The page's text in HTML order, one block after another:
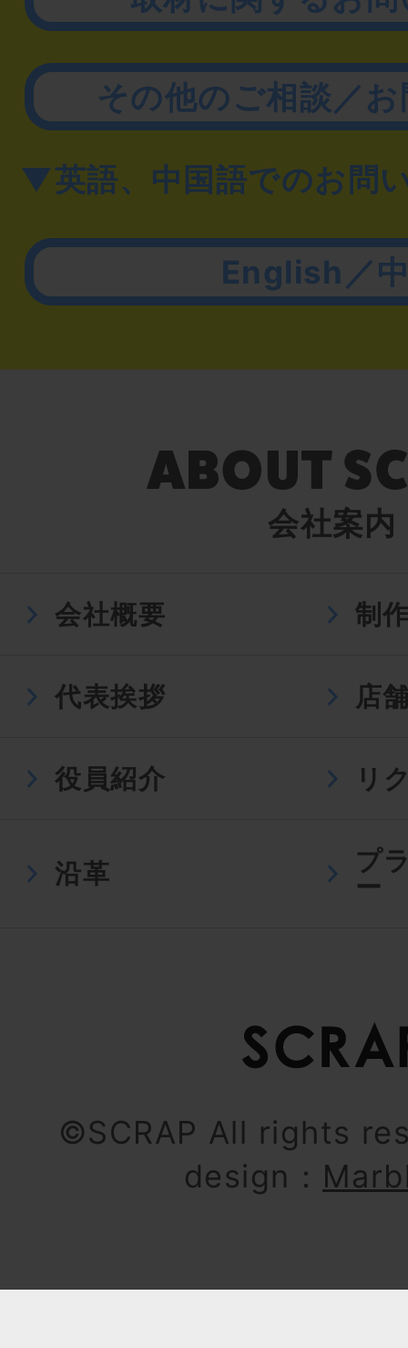
その他のご相談／
▼英語、中国語でのお問
English／
会社案内
会社概要 制
代表挨拶 店
役員紹介 リ
沿革
プ
ー
©SCRAP All rights
design：